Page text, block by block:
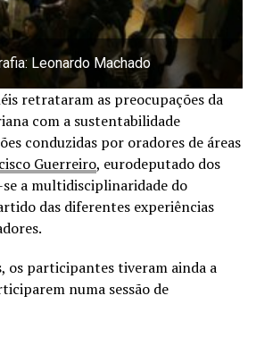
Leonardo Machado
retrataram as preocupações da
com a sustentabilidade
conduzidas por oradores de áreas
Guerreiro, eurodeputado dos
a multidisciplinaridade do
das diferentes experiências
os participantes tiveram ainda a
numa sessão de